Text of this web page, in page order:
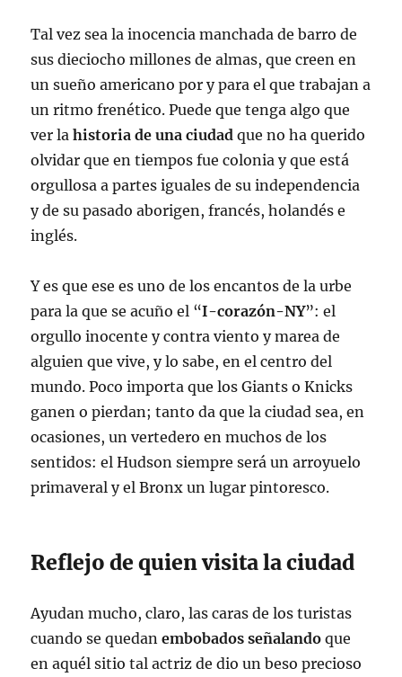
Tal vez sea la inocencia manchada de barro de
sus dieciocho millones de almas, que creen en
un sueño americano por y para el que trabajan a
un ritmo frenético. Puede que tenga algo que
ver lahistoria de una ciudad que no ha querido
olvidar que en tiempos fue colonia y que está
orgullosa a partes iguales de su independencia
y de su pasado aborigen, francés, holandés e
inglés.
Y es que ese es uno de los encantos de la urbe
para la que se acuño el “I-corazón-NY”: el
orgullo inocente y contra viento y marea de
alguien que vive, y lo sabe, en el centro del
mundo. Poco importa que los Giants o Knicks
ganen o pierdan; tanto da que la ciudad sea, en
ocasiones, un vertedero en muchos de los
sentidos: el Hudson siempre será un arroyuelo
primaveral y el Bronx un lugar pintoresco.
Reflejo de quien visita la ciudad
Ayudan mucho, claro, las caras de los turistas
cuando se quedanembobados señalando que
en aquél sitio tal actriz de dio un beso precioso